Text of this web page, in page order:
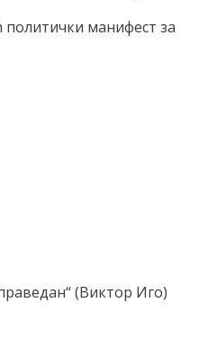
политички манифест за
(Виктор Иго)